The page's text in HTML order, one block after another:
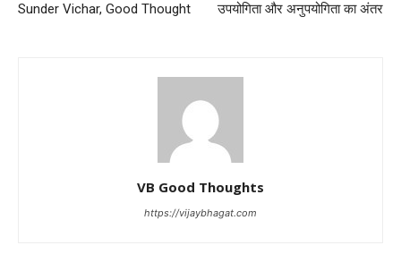
Sunder Vichar, Good Thought
उपयोगिता और अनुपयोगिता का अंतर
VB Good Thoughts
https://vijaybhagat.com